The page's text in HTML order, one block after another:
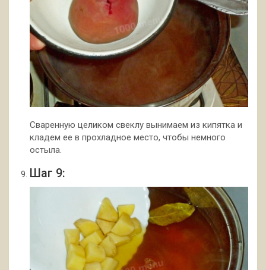
Сваренную целиком свеклу вынимаем из кипятка и
кладем ее в прохладное место, чтобы немного
остыла.
Шаг 9: